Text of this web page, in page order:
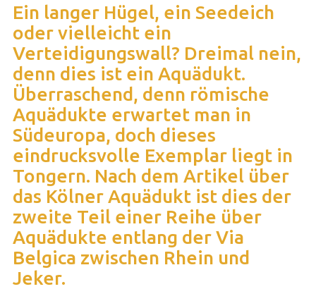
Ein langer Hügel, ein Seedeich
oder vielleicht ein
Verteidigungswall? Dreimal nein,
denn dies ist ein Aquädukt.
Überraschend, denn römische
Aquädukte erwartet man in
Südeuropa, doch dieses
eindrucksvolle Exemplar liegt in
Tongern. Nach dem Artikel über
das Kölner Aquädukt ist dies der
zweite Teil einer Reihe über
Aquädukte entlang der Via
Belgica zwischen Rhein und
Jeker.